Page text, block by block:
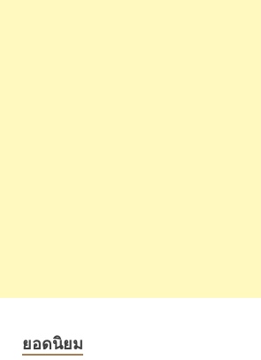
ยอดนิยม